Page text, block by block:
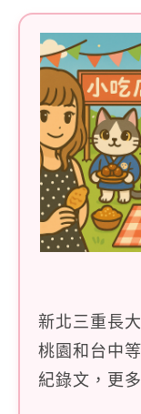
新北三重長
桃園和台中
紀錄文，更